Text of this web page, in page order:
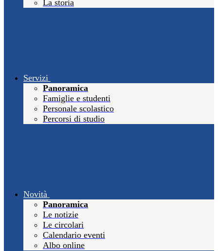
La storia
Servizi
Panoramica
Famiglie e studenti
Personale scolastico
Percorsi di studio
Novità
Panoramica
Le notizie
Le circolari
Calendario eventi
Albo online